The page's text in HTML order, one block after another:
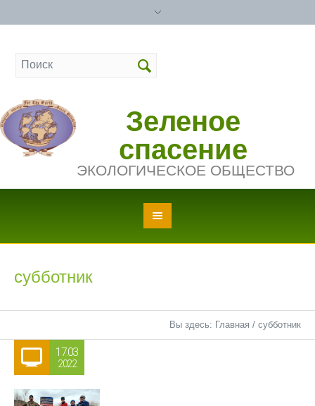
Зеленое
спасение
ЭКОЛОГИЧЕСКОЕ ОБЩЕСТВО
субботник
Вы здесь: Главная / субботник
17.03
2022